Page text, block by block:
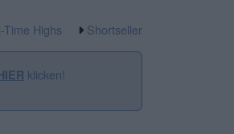
Time Highs Shortseller
klicken!